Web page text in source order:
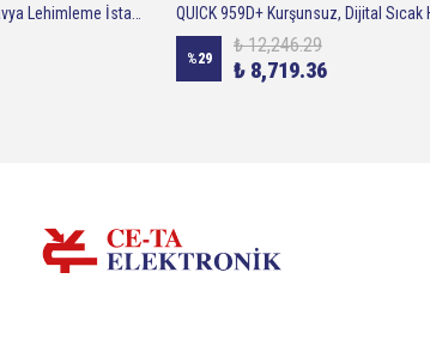
Quick 203H 90W Isı Ayarlı Havya Lehimleme İstasyonu
%29
₺ 12,246.29
₺ 8,719.36